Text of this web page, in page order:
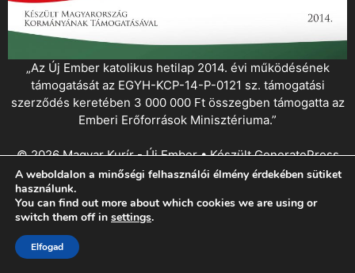
„Az Új Ember katolikus hetilap 2014. évi működésének
támogatását az EGYH-KCP-14-P-0121 sz. támogatási
szerződés keretében 3 000 000 Ft összegben támogatta az
Emberi Erőforrások Minisztériuma.”
© 2026 Magyar Kurír - Új Ember• KészültGeneratePress
A weboldalon a minőségi felhasználói élmény érdekében sütiket
használunk.
You can find out more about which cookies we are using or
switch them off in settings.
Elfogad